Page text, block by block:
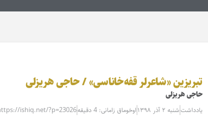
تبریزین «شاعرلر قفه‌خاناسی» / حاجی هریزلی
حاجی هریزلی
یادداشتشنبه ۲ آذر ۱۳۹۸ اوخوماق زامانی: 4 دقیقه ishiq.net/?p=23026